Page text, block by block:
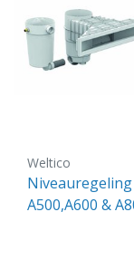
Weltico
A500,A600 &